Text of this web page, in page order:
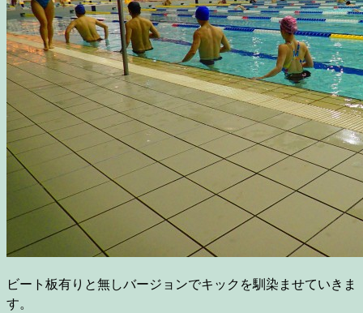
ビート板有りと無しバージョンでキックを馴染ませていきま
す。